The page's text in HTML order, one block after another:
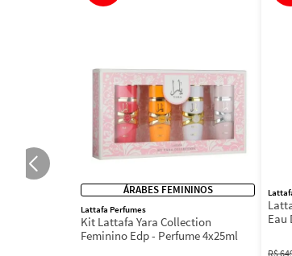
ÁRABES FEMININOS
Lattafa Perfumes
Kit Lattafa Yara Collection
Feminino Edp - Perfume 4x25ml
Eau
R$